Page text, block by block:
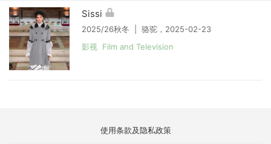
Sissi
2025/26秋冬 | 骆驼，2025-02-23
影视 Film and Television
使用条款及隐私政策